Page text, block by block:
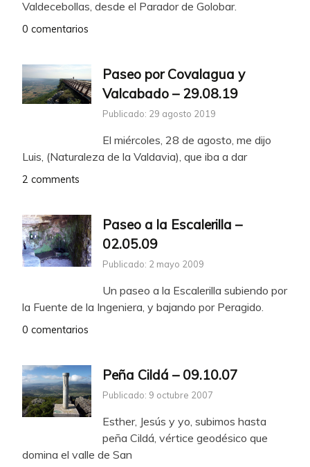
Valdecebollas, desde el Parador de Golobar.
0 comentarios
Paseo por Covalagua y
Valcabado – 29.08.19
Publicado: 29 agosto 2019
El miércoles, 28 de agosto, me dijo
Luis, (Naturaleza de la Valdavia), que iba a dar
2 comments
Paseo a la Escalerilla –
02.05.09
Publicado: 2 mayo 2009
Un paseo a la Escalerilla subiendo por
la Fuente de la Ingeniera, y bajando por Peragido.
0 comentarios
Peña Cildá – 09.10.07
Publicado: 9 octubre 2007
Esther, Jesús y yo, subimos hasta
peña Cildá, vértice geodésico que
domina el valle de San